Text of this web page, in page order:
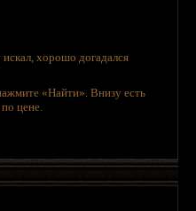
хорошо догадался
«Найти». Внизу есть
цене.